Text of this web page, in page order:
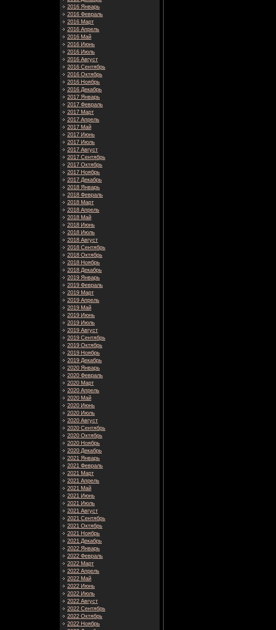
2016 Январь
2016 Февраль
2016 Март
2016 Апрель
2016 Май
2016 Июнь
2016 Июль
2016 Август
2016 Сентябрь
2016 Октябрь
2016 Ноябрь
2016 Декабрь
2017 Январь
2017 Февраль
2017 Март
2017 Апрель
2017 Май
2017 Июнь
2017 Июль
2017 Август
2017 Сентябрь
2017 Октябрь
2017 Ноябрь
2017 Декабрь
2018 Январь
2018 Февраль
2018 Март
2018 Апрель
2018 Май
2018 Июнь
2018 Июль
2018 Август
2018 Сентябрь
2018 Октябрь
2018 Ноябрь
2018 Декабрь
2019 Январь
2019 Февраль
2019 Март
2019 Апрель
2019 Май
2019 Июнь
2019 Июль
2019 Август
2019 Сентябрь
2019 Октябрь
2019 Ноябрь
2019 Декабрь
2020 Январь
2020 Февраль
2020 Март
2020 Апрель
2020 Май
2020 Июнь
2020 Июль
2020 Август
2020 Сентябрь
2020 Октябрь
2020 Ноябрь
2020 Декабрь
2021 Январь
2021 Февраль
2021 Март
2021 Апрель
2021 Май
2021 Июнь
2021 Июль
2021 Август
2021 Сентябрь
2021 Октябрь
2021 Ноябрь
2021 Декабрь
2022 Январь
2022 Февраль
2022 Март
2022 Апрель
2022 Май
2022 Июнь
2022 Июль
2022 Август
2022 Сентябрь
2022 Октябрь
2022 Ноябрь